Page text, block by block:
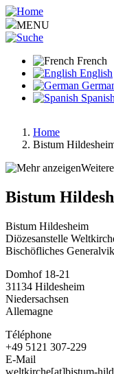
Aller
au
contenu
MENU
French
English
Spanish
Fil
d'Ariane
Home
Bistum
Bistum
Bistum Hildesheim
Diözesanstelle
Bischöfliches
Domhof 18-21
31134 Hildesheim
Niedersachsen
Allemagne
Téléphone
+49 5121 307-229
E-Mail
weltkirche[at]bistum-